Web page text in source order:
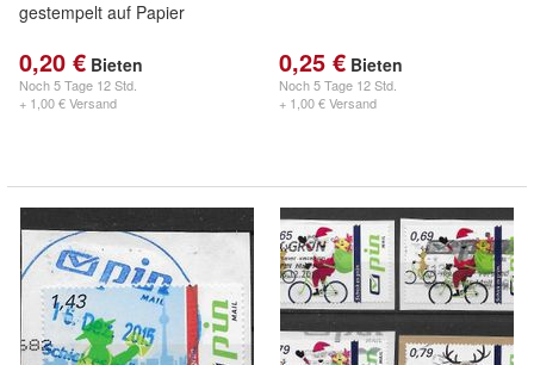
gestempelt auf Papier
0,20 € Bieten
Noch5 Tage 12 Std.
+ 1,00 € Versand
0,25 € Bieten
Noch5 Tage 12 Std.
+ 1,00 € Versand